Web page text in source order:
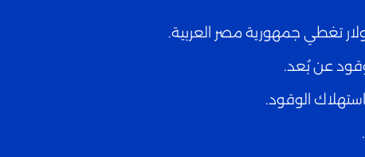
تغطي جمهورية مصر العربية.
عن بُعد.
الوقود.